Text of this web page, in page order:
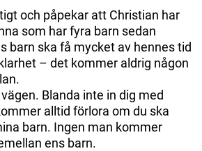
och påpekar att Christian har
som har fyra barn sedan
barn ska få mycket av hennes tid
– det kommer aldrig någon
Blanda inte in dig med
alltid förlora om du ska
barn. Ingen man kommer
ens barn.